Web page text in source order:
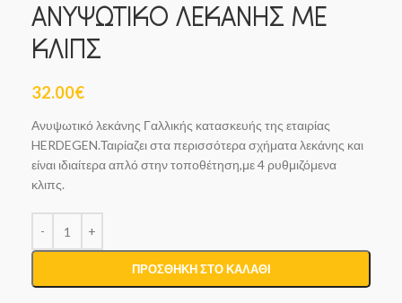
ΑΝΥΨΩΤΙΚΟ ΛΕΚΑΝΗΣ ΜΕ
ΚΛΙΠΣ
32.00€
Ανυψωτικό λεκάνης Γαλλικής κατασκευής της εταιρίας
HERDEGEN.Ταιρίαζει στα περισσότερα σχήματα λεκάνης και
είναι ιδιαίτερα απλό στην τοποθέτηση,με 4 ρυθμιζόμενα
κλιπς.
ΠΡΟΣΘΉΚΗ ΣΤΟ ΚΑΛΆΘΙ